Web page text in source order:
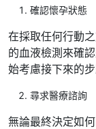
確認懷孕狀態
在採取任何行動
的血液檢測來確
始考慮接下來的步
尋求醫療諮詢
無論最終決定如